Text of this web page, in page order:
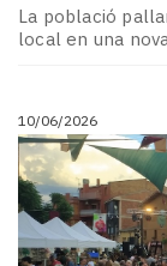
La població
local en una
10/06/2026